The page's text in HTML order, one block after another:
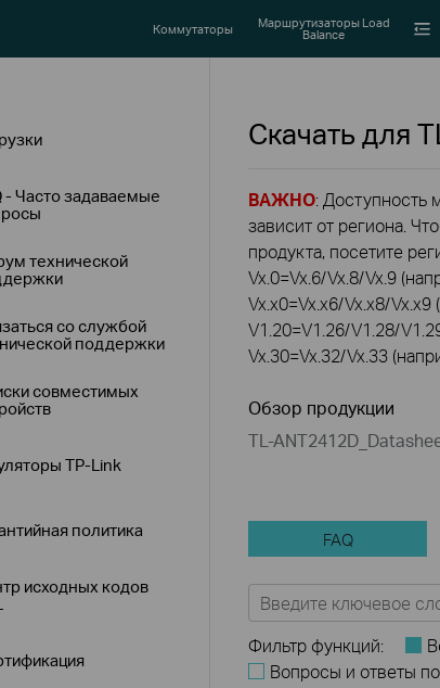
Smart Коммутаторы Маршрутизаторы Load
Balance
- Часто задаваемые
технической
со службой
поддержки
совместимых
TP-Link
политика
исходных кодов
Скачать для
ВАЖНО: Доступность
зависит от региона.
продукта, посетите
Vx.0=Vx.6/Vx.8/Vx.9
Vx.x0=Vx.x6/Vx.x8/Vx.x9
V1.20=V1.26/V1.28/
Vx.30=Vx.32/Vx.33
Обзор продукции
TL-
FAQ
Фильтр функций:
Вопросы и ответы